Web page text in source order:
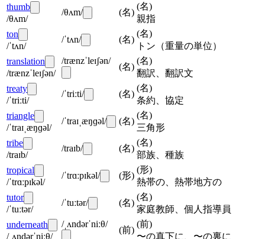
thumb
/θʌm/
/θʌm/ (名)
(名)
親指
ton
/ˈtʌn/
/ˈtʌn/ (名)
(名)
トン（重量の単位）
translation
/trænzˈleɪʃən/
/trænzˈleɪʃən/
(名)
(名)
翻訳、翻訳文
treaty
/ˈtriːti/
/ˈtriːti/ (名)
(名)
条約、協定
triangle
/ˈtraɪˌæŋɡəl/
/ˈtraɪˌæŋɡəl/ (名)
(名)
三角形
tribe
/traɪb/
/traɪb/ (名)
(名)
部族、種族
tropical
/ˈtrɑːpɪkəl/
/ˈtrɑːpɪkəl/ (形)
(形)
熱帯の、熱帯地方の
tutor
/ˈtuːtər/
/ˈtuːtər/ (名)
(名)
家庭教師、個人指導員
underneath
/ˌʌndərˈniːθ/
/ˌʌndərˈniːθ/
(前)
(前)
〜の真下に、〜の裏に